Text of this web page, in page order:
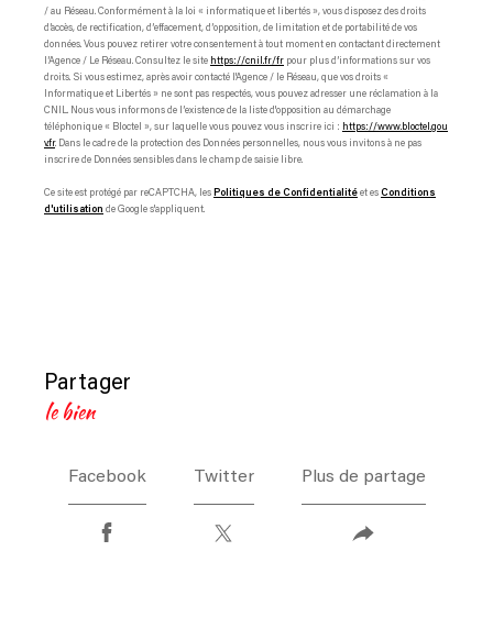
/ au Réseau. Conformément à la loi « informatique et libertés », vous disposez des droits
d’accès, de rectification, d’effacement, d’opposition, de limitation et de portabilité de vos
données. Vous pouvez retirer votre consentement à tout moment en contactant directement
l’Agence / Le Réseau. Consultez le site https://cnil.fr/fr pour plus d’informations sur vos
droits. Si vous estimez, après avoir contacté l'Agence / le Réseau, que vos droits «
Informatique et Libertés » ne sont pas respectés, vous pouvez adresser une réclamation à la
CNIL. Nous vous informons de l’existence de la liste d'opposition au démarchage
téléphonique « Bloctel », sur laquelle vous pouvez vous inscrire ici : https://www.bloctel.gou
v.fr. Dans le cadre de la protection des Données personnelles, nous vous invitons à ne pas
inscrire de Données sensibles dans le champ de saisie libre.
Ce site est protégé par reCAPTCHA, les Politiques de Confidentialité et es Conditions
d'utilisation de Google s'appliquent.
partager
le bien
Facebook Twitter Plus de partage